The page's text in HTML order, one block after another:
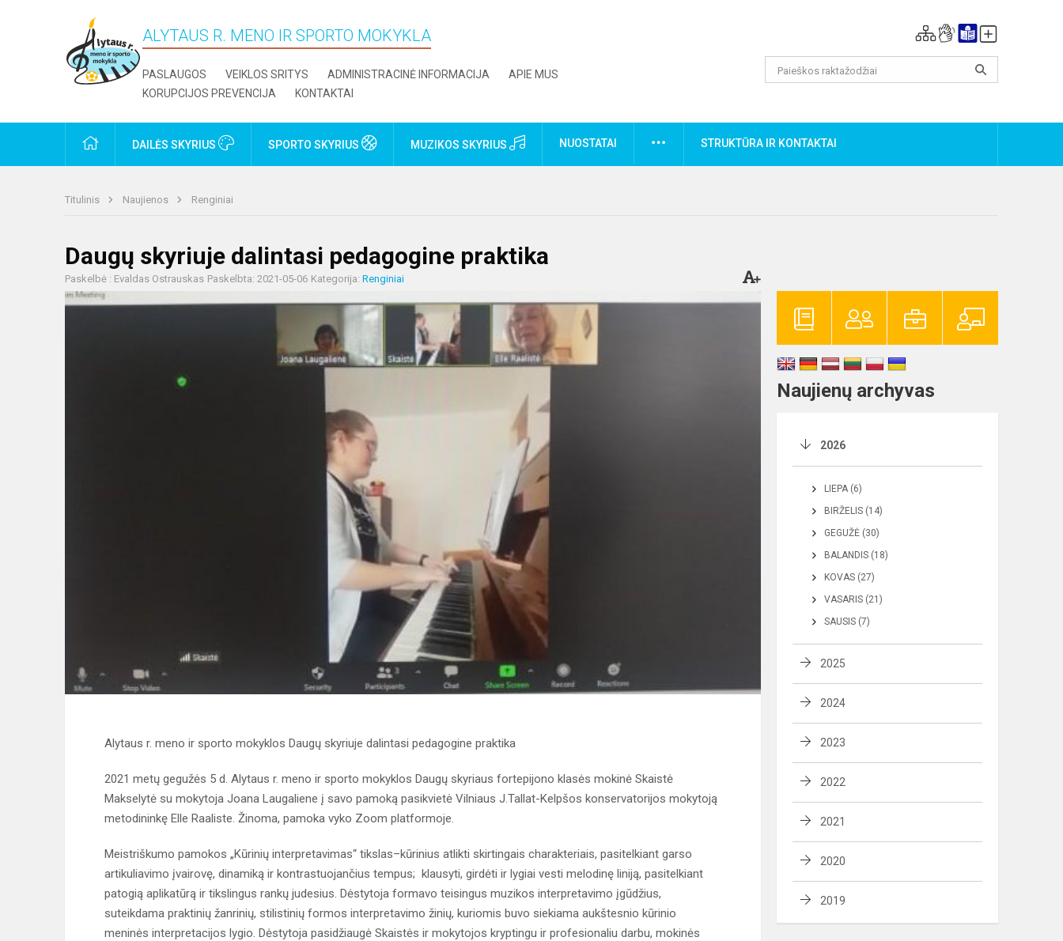
ALYTAUS R. MENO IR SPORTO MOKYKLA
PASLAUGOS VEIKLOS SRITYS ADMINISTRACINĖ INFORMACIJA
APIE MUS
KORUPCIJOS PREVENCIJA
KONTAKTAI
PRADŽIADAILĖS SKYRIUS SPORTO SKYRIUS MUZIKOS SKYRIUS NUOSTATAI STRUKTŪRA IR KONTAKTAI
Titulinis Naujienos Renginiai
Daugų skyriuje dalintasi pedagogine praktika
Paskelbė : Evaldas Ostrauskas Paskelbta: 2021-05-06 Kategorija: Renginiai
Alytaus r. meno ir sporto mokyklos Daugų skyriuje dalintasi pedagogine praktika
2021 metų gegužės 5 d. Alytaus r. meno ir sporto mokyklos Daugų skyriaus fortepijono klasės mokinė Skaistė
Makselytė su mokytoja Joana Laugaliene į savo pamoką pasikvietė Vilniaus J.Tallat-Kelpšos konservatorijos mokytoją
metodininkę Elle Raaliste. Žinoma, pamoka vyko Zoom platformoje.
Meistriškumo pamokos „Kūrinių interpretavimas“ tikslas–kūrinius atlikti skirtingais charakteriais, pasitelkiant garso
artikuliavimo įvairovę, dinamiką ir kontrastuojančius tempus; klausyti, girdėti ir lygiai vesti melodinę liniją, pasitelkiant
patogią aplikatūrą ir tikslingus rankų judesius. Dėstytoja formavo teisingus muzikos interpretavimo įgūdžius,
suteikdama praktinių žanrinių, stilistinių formos interpretavimo žinių, kuriomis buvo siekiama aukštesnio kūrinio
meninės interpretacijos lygio. Dėstytoja pasidžiaugė Skaistės ir mokytojos kryptingu ir profesionaliu darbu, mokinės
Naujienų archyvas
2026
LIEPA (6)
BIRŽELIS (14)
GEGUŽĖ (30)
BALANDIS (18)
KOVAS (27)
VASARIS (21)
SAUSIS (7)
2025
2024
2023
2022
2021
2020
2019